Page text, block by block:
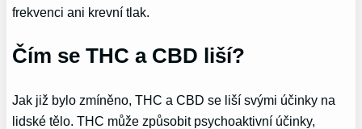
frekvenci ani krevní tlak.
Čím se THC a CBD liší?
Jak již bylo zmíněno, THC a CBD se liší svými účinky na
lidské tělo. THC může způsobit psychoaktivní účinky,